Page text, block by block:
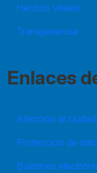
Hechos vitales
Transparencia
Enlaces
Atención al
Protección de
Boletines